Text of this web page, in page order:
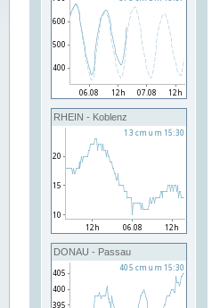
RHEIN - Koblenz
DONAU - Passau